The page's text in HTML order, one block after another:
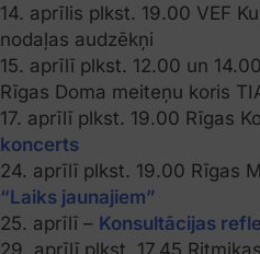
14. aprīlis plkst. 19.00 VEF
nodaļas audzēkņi
15. aprīlī plkst. 12.00 un
Rīgas Doma meiteņu koris
17. aprīlī plkst. 19.00 Rīgas
koncerts
24. aprīlī plkst. 19.00 Rīgas
“Laiks jaunajiem”
25. aprīlī – Konsultācijas
29. aprīlī plkst. 17.45